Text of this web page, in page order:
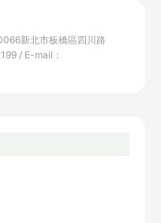
新北市板橋區四川路
/ E-mail：